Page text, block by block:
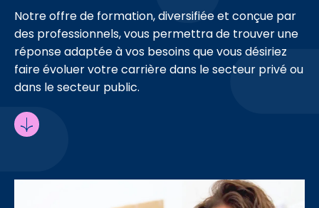
Notre offre de formation, diversifiée et conçue par
des professionnels, vous permettra de trouver une
réponse adaptée à vos besoins que vous désiriez
faire évoluer votre carrière dans le secteur privé ou
dans le secteur public.